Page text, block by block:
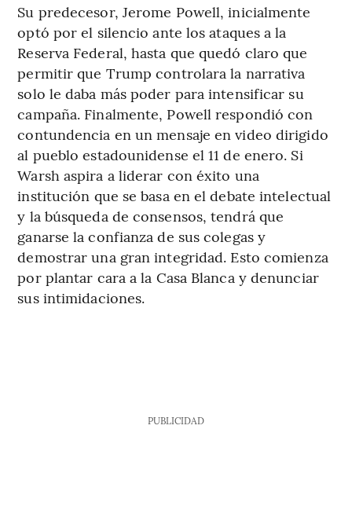
Su predecesor, Jerome Powell, inicialmente
optó por el silencio ante los ataques a la
Reserva Federal, hasta que quedó claro que
permitir que Trump controlara la narrativa
solo le daba más poder para intensificar su
campaña. Finalmente, Powell respondió con
contundencia en un mensaje en video dirigido
al pueblo estadounidense el 11 de enero. Si
Warsh aspira a liderar con éxito una
institución que se basa en el debate intelectual
y la búsqueda de consensos, tendrá que
ganarse la confianza de sus colegas y
demostrar una gran integridad. Esto comienza
por plantar cara a la Casa Blanca y denunciar
sus intimidaciones.
PUBLICIDAD